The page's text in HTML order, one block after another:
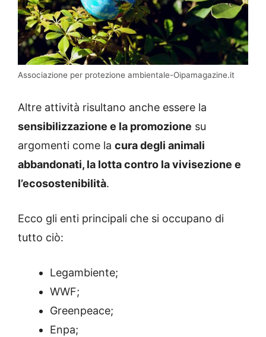
Associazione per protezione ambientale-Oipamagazine.it
Altre attività risultano anche essere la
sensibilizzazione e la promozione su
argomenti come la cura degli animali
abbandonati, la lotta contro la vivisezione e
l’ecosostenibilità.
Ecco gli enti principali che si occupano di
tutto ciò:
Legambiente;
WWF;
Greenpeace;
Enpa;